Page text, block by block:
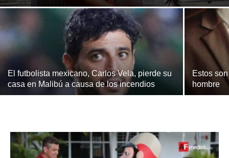
El futbolista mexicano, Carlos Vela, pierde su
casa en Malibú a causa de los incendios
Estos
hombre